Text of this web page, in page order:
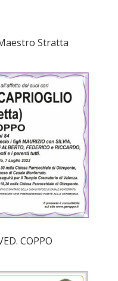
Stratta
COPPO